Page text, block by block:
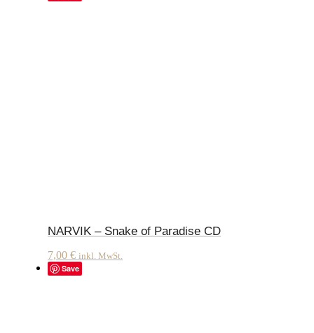
NARVIK – Snake of Paradise CD
7,00 € inkl. MwSt.
Save